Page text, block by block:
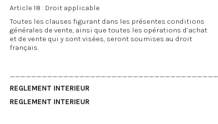
Article 18 : Droit applicable
Toutes les clauses figurant dans les présentes conditions
générales de vente, ainsi que toutes les opérations d’achat
et de vente qui y sont visées, seront soumises au droit
français.
REGLEMENT INTERIEUR
REGLEMENT INTERIEUR